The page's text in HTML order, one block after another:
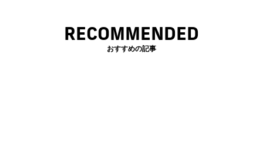
RECOMMENDED
おすすめの記事